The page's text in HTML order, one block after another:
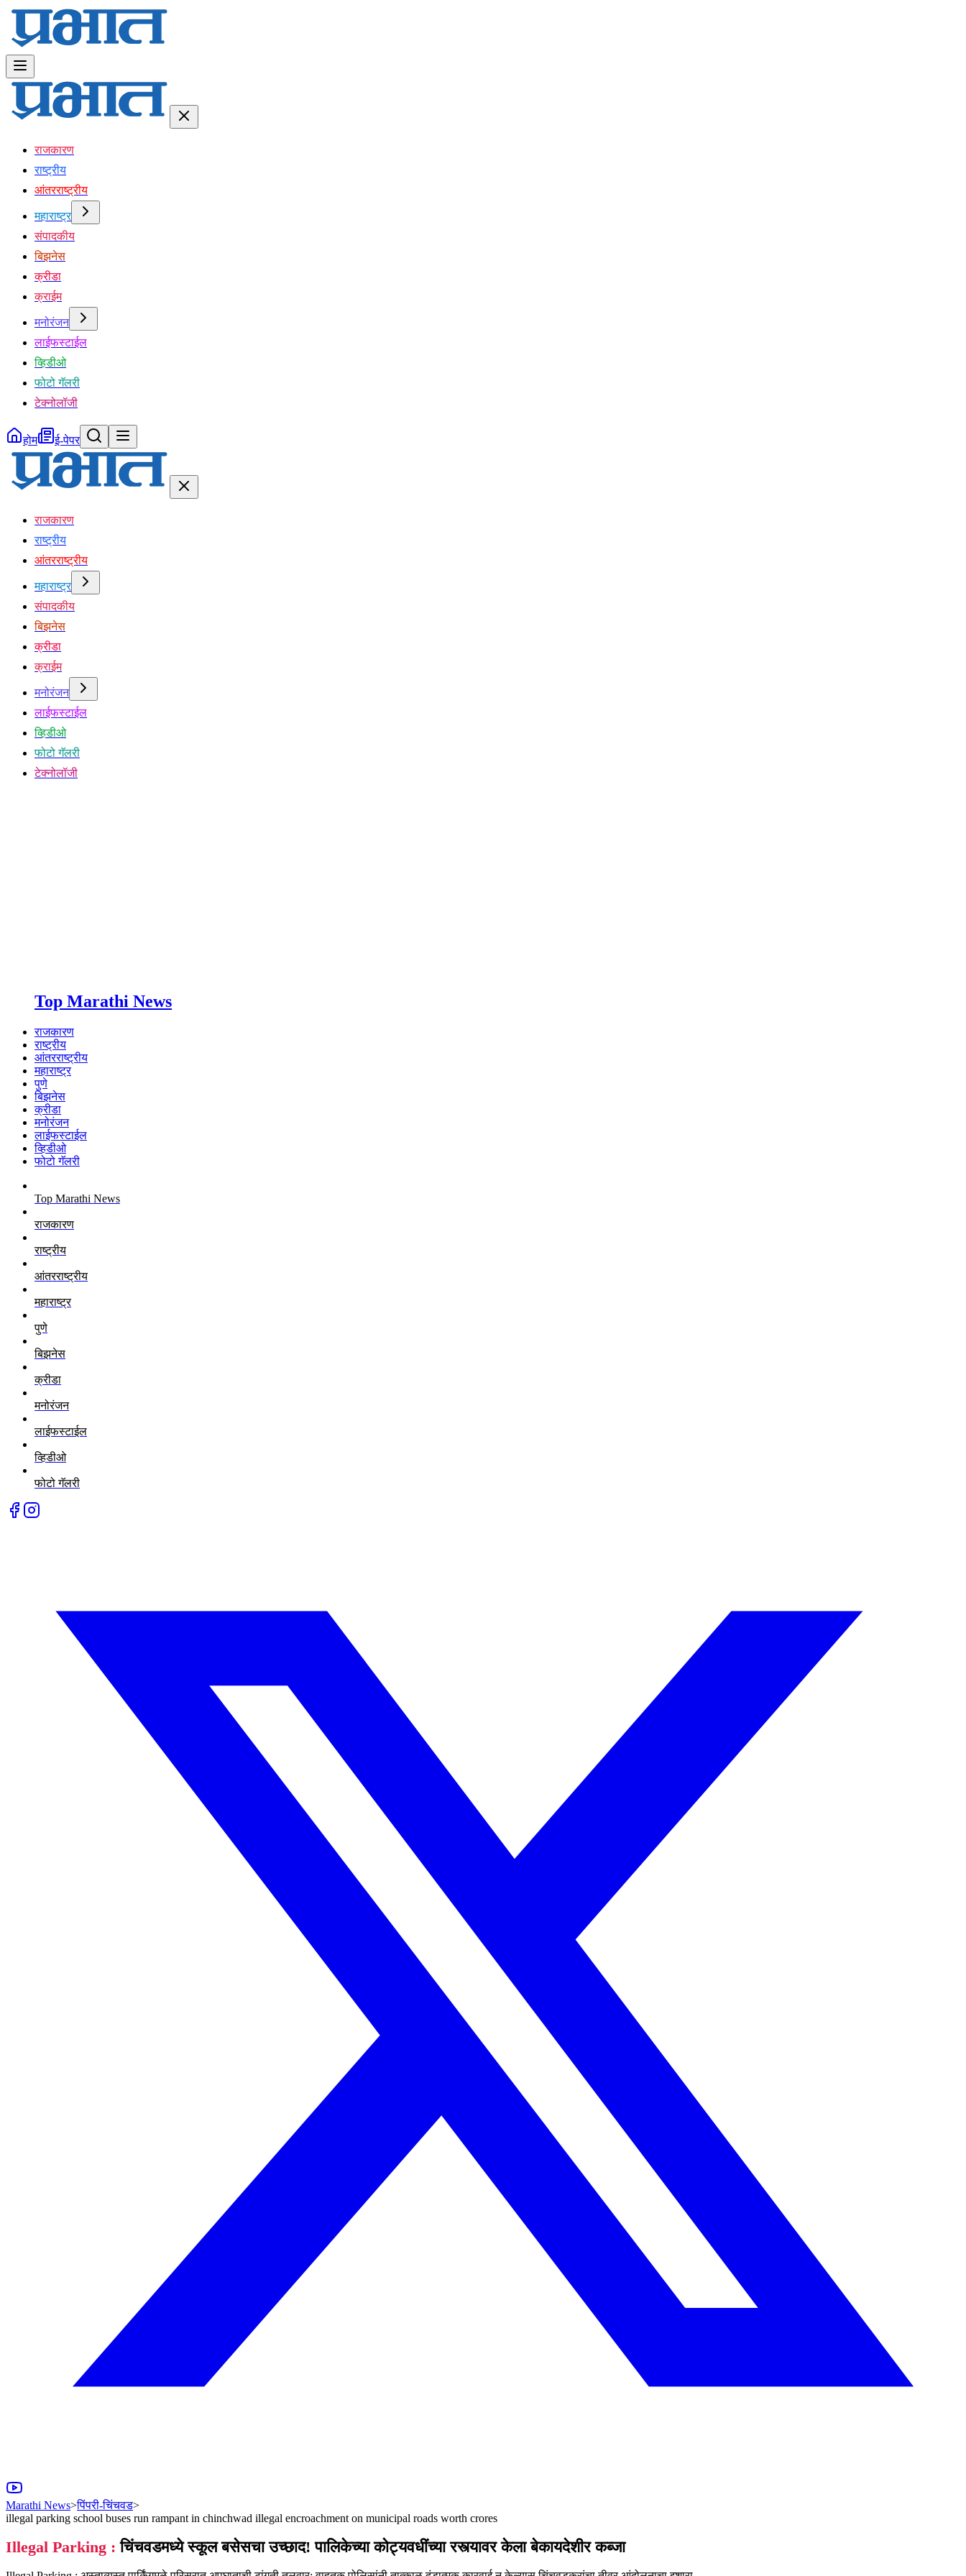
राजकारण
राष्ट्रीय
आंतरराष्ट्रीय
महाराष्ट्र
संपादकीय
बिझनेस
क्रीडा
क्राईम
मनोरंजन
लाईफस्टाईल
व्हिडीओ
फोटो गॅलरी
टेक्नोलॉजी
होम ई-पेपर
राजकारण
राष्ट्रीय
आंतरराष्ट्रीय
महाराष्ट्र
संपादकीय
बिझनेस
क्रीडा
क्राईम
मनोरंजन
लाईफस्टाईल
व्हिडीओ
फोटो गॅलरी
टेक्नोलॉजी
Top Marathi News
राजकारण
राष्ट्रीय
आंतरराष्ट्रीय
महाराष्ट्र
पुणे
बिझनेस
क्रीडा
मनोरंजन
लाईफस्टाईल
व्हिडीओ
फोटो गॅलरी
Top Marathi News
राजकारण
राष्ट्रीय
आंतरराष्ट्रीय
महाराष्ट्र
पुणे
बिझनेस
क्रीडा
मनोरंजन
लाईफस्टाईल
व्हिडीओ
फोटो गॅलरी
Marathi News>पिंपरी-चिंचवड>
illegal parking school buses run rampant in chinchwad illegal encroachment on municipal roads worth crores
Illegal Parking : चिंचवडमध्ये स्कूल बसेसचा उच्छाद! पालिकेच्या कोट्यवधींच्या रस्त्यावर केला बेकायदेशीर कब्जा